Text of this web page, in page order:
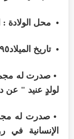
• محل الولادة :
• تاريخ الميلاد١٩٩٥
• صدرت له
لولدٍ عنيد " عن
• صدرت له
الإنسانية في